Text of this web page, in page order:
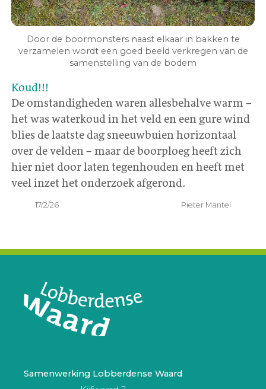
Door de boormonsters naast elkaar in bakken te
verzamelen wordt een goed beeld verkregen van de
samenstelling van de bodem
Koud!!!
De omstandigheden waren allesbehalve warm –
het was waterkoud in het veld en een gure wind
blies de laatste dag sneeuwbuien horizontaal
over de velden – maar de boorploeg heeft zich
hier niet door laten tegenhouden en heeft met
veel inzet het onderzoek afgerond.
17/2/26 Pieter Mantel
Samenwerking Lobberdense Waard